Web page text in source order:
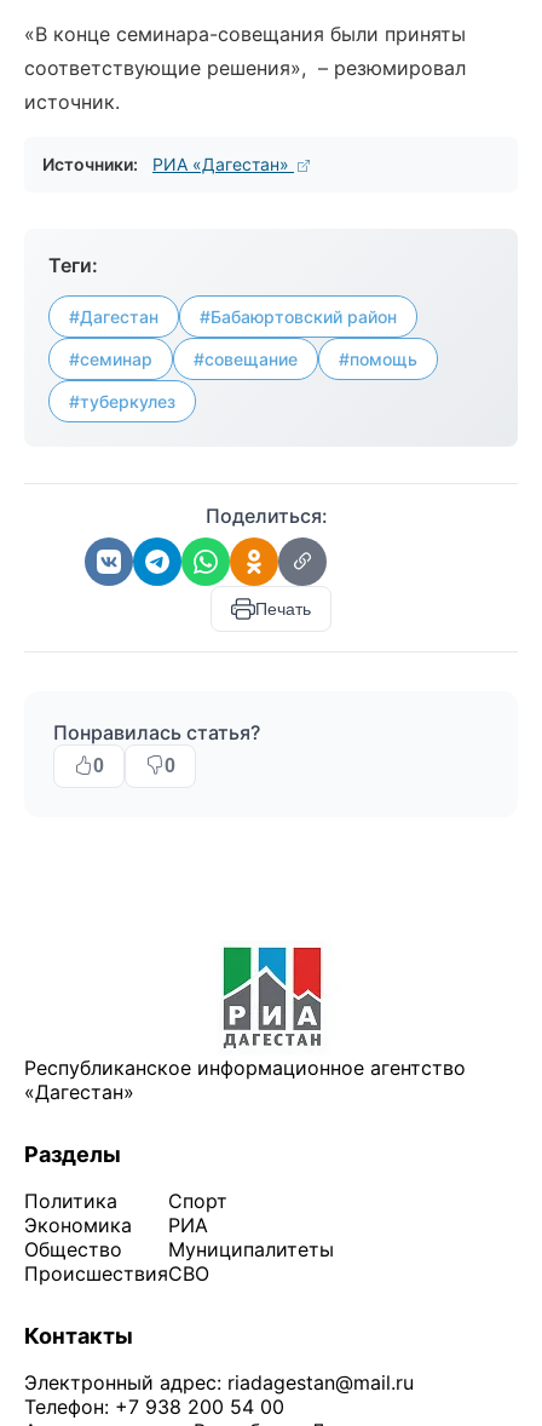
«В конце семинара-совещания были приняты
соответствующие решения», – резюмировал
источник.
Источники: РИА «Дагестан»
Теги:
#Дагестан #Бабаюртовский район
#семинар #совещание #помощь
#туберкулез
Поделиться:
Печать
Понравилась статья?
0 0
Республиканское информационное агентство
«Дагестан»
Разделы
Политика
Экономика
Общество
Происшествия
Спорт
РИА
Муниципалитеты
СВО
Контакты
Электронный адрес: riadagestan@mail.ru
Телефон: +7 938 200 54 00